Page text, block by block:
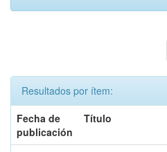
Resultados por ítem:
Fecha de
publicación
Título